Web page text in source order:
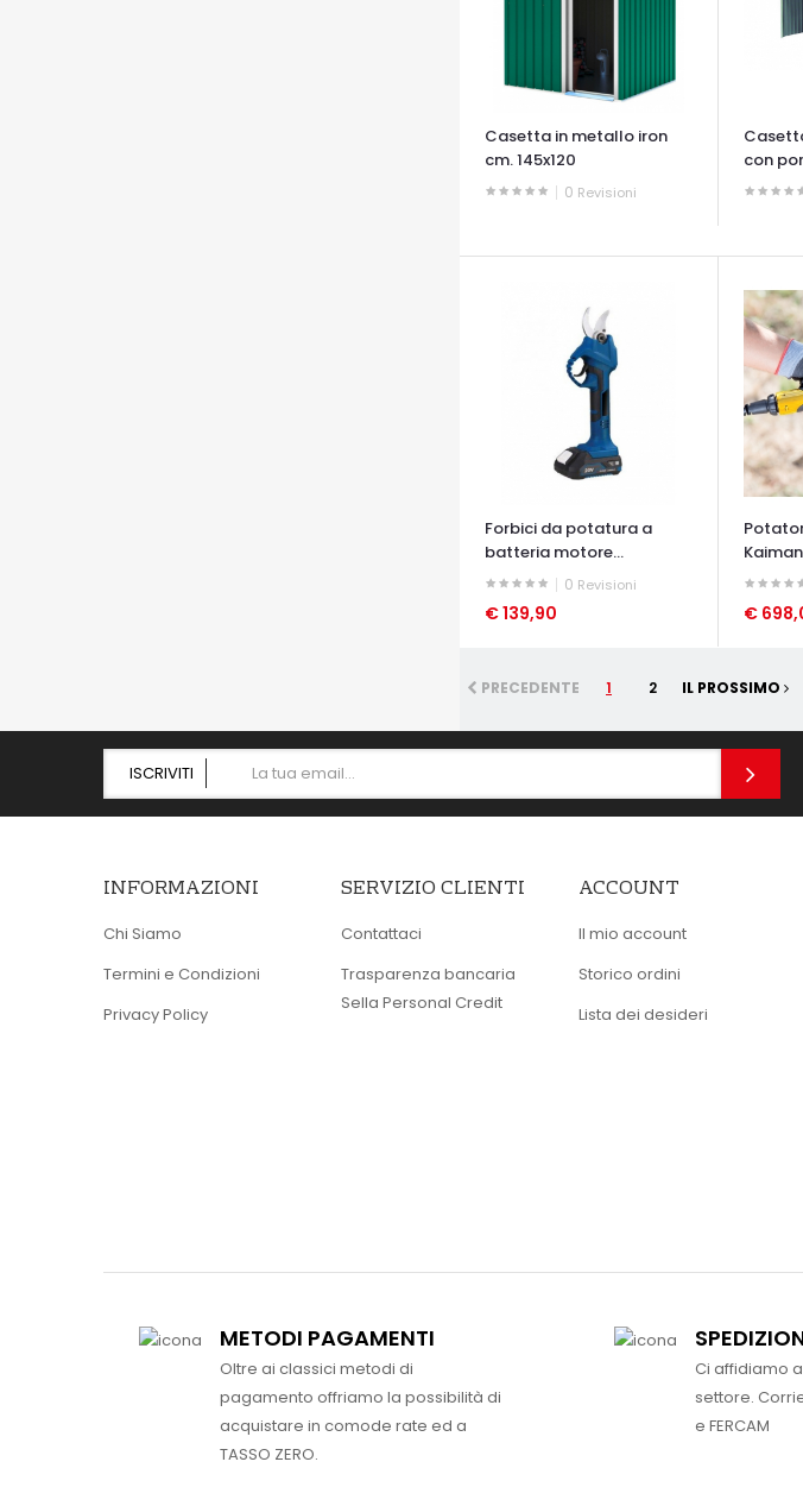
Casetta in metallo iron
cm. 145x120
0 Revisioni
con
Forbici da potatura a
batteria motore...
0 Revisioni
€ 139,90
Kaiman
€
PRECEDENTE 1 2 IL PROSSIMO
ISCRIVITI
INFORMAZIONI
Chi Siamo
Termini e Condizioni
Privacy Policy
SERVIZIO CLIENTI
Contattaci
Trasparenza bancaria
Sella Personal Credit
ACCOUNT
Il mio account
Storico ordini
Lista dei desideri
METODI PAGAMENTI
Oltre ai classici metodi di
pagamento offriamo la possibilità di
acquistare in comode rate ed a
TASSO ZERO.
Ci affidiamo
settore.
e FERCAM